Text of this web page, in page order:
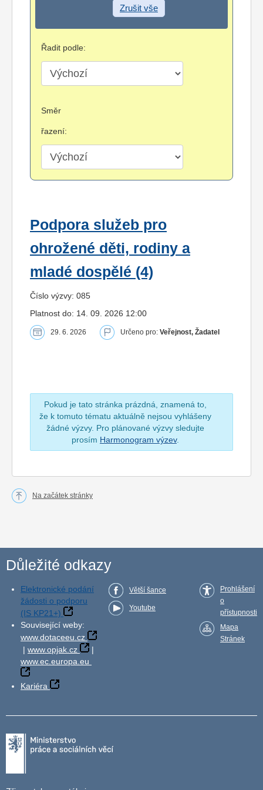
Zrušit vše
Řadit podle:
Směr
řazení:
Podpora služeb pro
ohrožené děti, rodiny a
mladé dospělé (4)
Číslo výzvy: 085
Platnost do: 14. 09. 2026 12:00
29. 6. 2026 Určeno pro: Veřejnost, Žadatel
Pokud je tato stránka prázdná, znamená to,
že k tomuto tématu aktuálně nejsou vyhlášeny
žádné výzvy. Pro plánované výzvy sledujte
prosím Harmonogram výzev.
Na začátek stránky
Důležité odkazy
Elektronické podání
žádosti o podporu
(IS KP21+)
Související weby:
www.dotaceeu.cz
| www.opjak.cz
|
www.ec.europa.eu
Kariéra
Větší šance
Youtube
Prohlášení
o
přístupnosti
Mapa
Stránek